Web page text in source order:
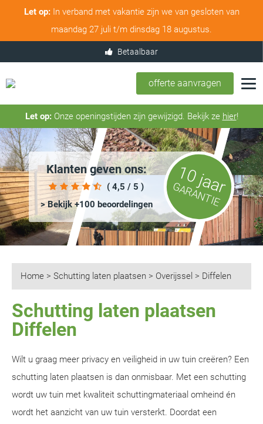
Let op:In verband met vakantie zijn we van gesloten van
maandag 27 juli t/m dinsdag 18 augustus.
100% service &
offerte aanvragen
Let op:Onze openingstijden zijn gewijzigd. Bekijk ze hier!
Klanten geven ons:
( 4,5 / 5 )
> Bekijk +100 beoordelingen
10 jaar
GARANTIE
Home > Schutting laten plaatsen > Overijssel > Diffelen
Schutting laten plaatsen
Diffelen
Wilt u graag meer privacy en veiligheid in uw tuin creëren? Een
schutting laten plaatsen is dan onmisbaar. Met een schutting
wordt uw tuin met kwaliteit schuttingmateriaal omheind én
wordt het aanzicht van uw tuin versterkt. Doordat een